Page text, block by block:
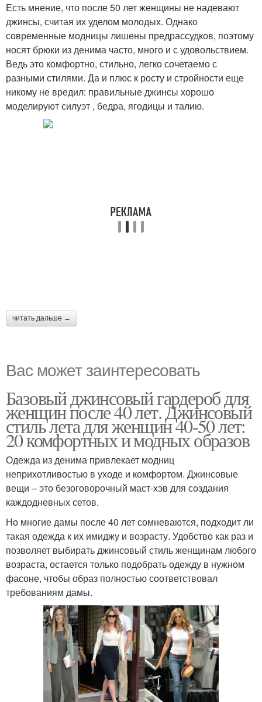
Есть мнение, что после 50 лет женщины не надевают
джинсы, считая их уделом молодых. Однако
современные модницы лишены предрассудков, поэтому
носят брюки из денима часто, много и с удовольствием.
Ведь это комфортно, стильно, легко сочетаемо с
разными стилями. Да и плюс к росту и стройности еще
никому не вредил: правильные джинсы хорошо
моделируют силуэт , бедра, ягодицы и талию.
читать дальше →
Вас может заинтересовать
Базовый джинсовый гардероб для
женщин после 40 лет. Джинсовый
стиль лета для женщин 40-50 лет:
20 комфортных и модных образов
Одежда из денима привлекает модниц
неприхотливостью в уходе и комфортом. Джинсовые
вещи – это безоговорочный маст-хэв для создания
каждодневных сетов.
Но многие дамы после 40 лет сомневаются, подходит ли
такая одежда к их имиджу и возрасту. Удобство как раз и
позволяет выбирать джинсовый стиль женщинам любого
возраста, остается только подобрать одежду в нужном
фасоне, чтобы образ полностью соответствовал
требованиям дамы.